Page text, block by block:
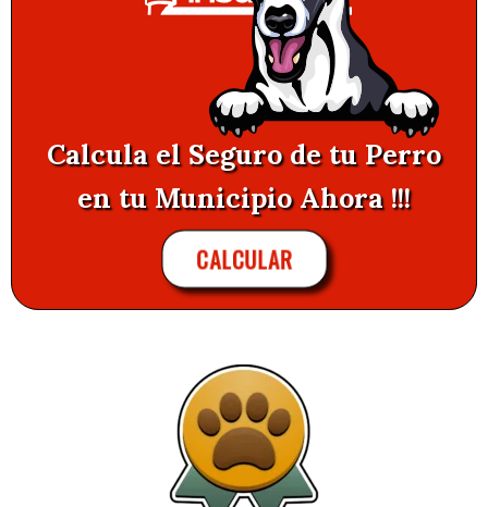
Calcula el Seguro de tu Perro
en tu Municipio Ahora !!!
CALCULAR